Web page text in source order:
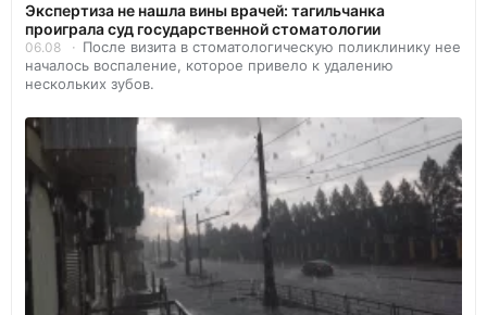
Экспертиза не нашла вины врачей: тагильчанка
проиграла суд государственной стоматологии
06.08
После визита в стоматологическую поликлинику нее
началось воспаление, которое привело к удалению
нескольких зубов.